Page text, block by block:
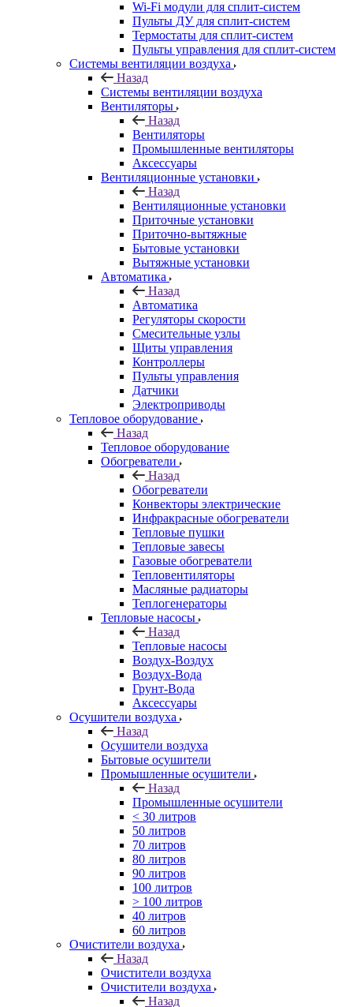
Wi-Fi модули для сплит-систем
Пульты ДУ для сплит-систем
Термостаты для сплит-систем
Пульты управления для сплит-систем
Системы вентиляции воздуха
Назад
Системы вентиляции воздуха
Вентиляторы
Назад
Вентиляторы
Промышленные вентиляторы
Аксессуары
Вентиляционные установки
Назад
Вентиляционные установки
Приточные установки
Приточно-вытяжные
Бытовые установки
Вытяжные установки
Автоматика
Назад
Автоматика
Регуляторы скорости
Смесительные узлы
Щиты управления
Контроллеры
Пульты управления
Датчики
Электроприводы
Тепловое оборудование
Назад
Тепловое оборудование
Обогреватели
Назад
Обогреватели
Конвекторы электрические
Инфракрасные обогреватели
Тепловые пушки
Тепловые завесы
Газовые обогреватели
Тепловентиляторы
Масляные радиаторы
Теплогенераторы
Тепловые насосы
Назад
Тепловые насосы
Воздух-Воздух
Воздух-Вода
Грунт-Вода
Аксессуары
Осушители воздуха
Назад
Осушители воздуха
Бытовые осушители
Промышленные осушители
Назад
Промышленные осушители
< 30 литров
50 литров
70 литров
80 литров
90 литров
100 литров
> 100 литров
40 литров
60 литров
Очистители воздуха
Назад
Очистители воздуха
Очистители воздуха
Назад